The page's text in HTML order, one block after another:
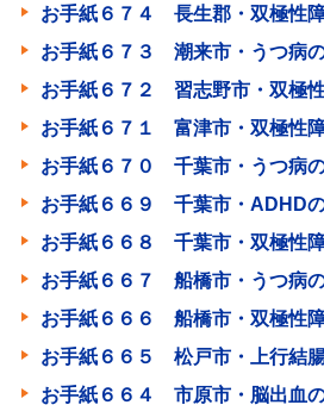
お手紙６７４ 長生郡・双極性
お手紙６７３ 潮来市・うつ病
お手紙６７２ 習志野市・双極
お手紙６７１ 富津市・双極性
お手紙６７０ 千葉市・うつ病
お手紙６６９ 千葉市・ADHD
お手紙６６８ 千葉市・双極性
お手紙６６７ 船橋市・うつ病
お手紙６６６ 船橋市・双極性
お手紙６６５ 松戸市・上行結
お手紙６６４ 市原市・脳出血